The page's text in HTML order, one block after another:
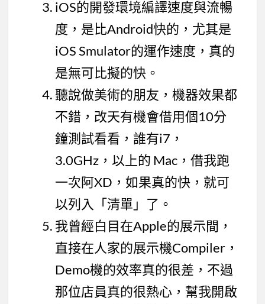
iOS的開發環境編譯速度與流暢
度，是比Android快的，尤其是
iOS Smulator的運作速度，真的
是無可比擬的快。
聽說做美術的朋友，機器效果都
不錯，改天有機會借用個10分
鐘測試看看，誰有i7，
3.0GHz，以上的 Mac，借我跑
一次阿XD，如果真的快，就可
以列入「清單」了。
我曾經白目在Apple的展示間，
直接在人家的展示機Compiler，
Demo機的效率真的很差，不過
那位店員真的很熱心，幫我開啟